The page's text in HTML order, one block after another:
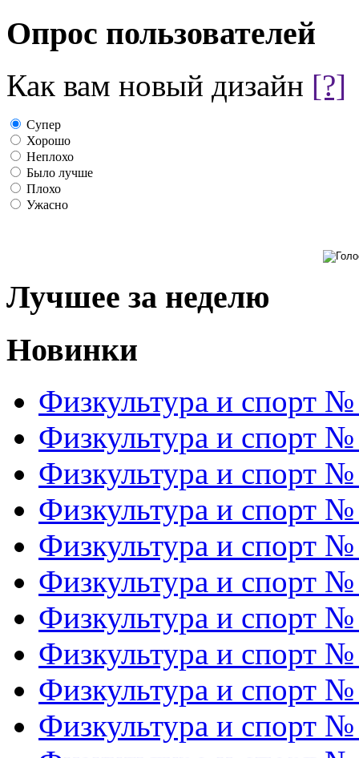
Опрос пользователей
Как вам новый дизайн [?]
Супер
Хорошо
Неплохо
Было лучше
Плохо
Ужасно
Лучшее за неделю
Новинки
Физкультура и спорт
Физкультура и спорт
Физкультура и спорт
Физкультура и спорт
Физкультура и спорт
Физкультура и спорт
Физкультура и спорт
Физкультура и спорт
Физкультура и спорт
Физкультура и спорт